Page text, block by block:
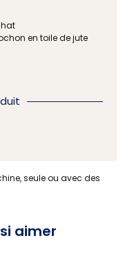
seule ou avec des
en toile de jute
aimer